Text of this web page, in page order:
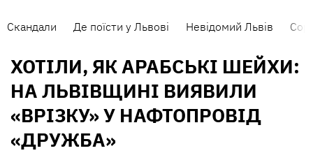
Скандали Де поїсти у Львові Невідомий Львів
ХОТІЛИ, ЯК АРАБСЬКІ ШЕЙХИ:
НА ЛЬВІВЩИНІ ВИЯВИЛИ
«ВРІЗКУ» У НАФТОПРОВІД
«ДРУЖБА»